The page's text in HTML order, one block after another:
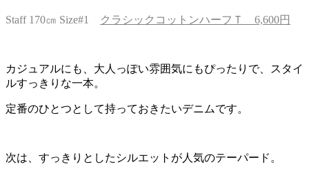
Staff 170㎝ Size#1 クラシックコットンハーフＴ 6,600円
カジュアルにも、大人っぽい雰囲気にもぴったりで、スタイ
ルすっきりな一本。
定番のひとつとして持っておきたいデニムです。
次は、すっきりとしたシルエットが人気のテーパード。